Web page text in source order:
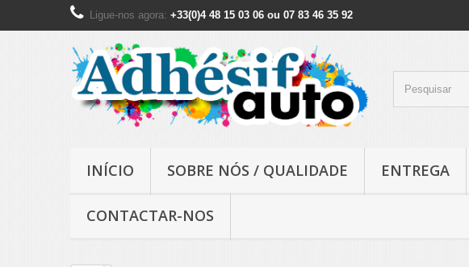
Ligue-nos agora: +33(0)4 48 15 03 06 ou 07 83 46 35 92
INÍCIO SOBRE NÓS / QUALIDADE ENTREGA
CONTACTAR-NOS